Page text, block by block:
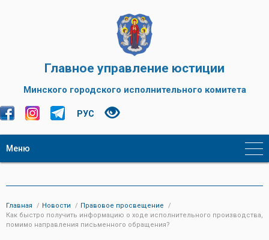
Главное управление юстиции
Минского городского исполнительного комитета
РУС
Меню
Главная Новости
Правовое просвещение
Как быстро получить информацию о ходе исполнительного производства,
помимо направления письменного обращения?